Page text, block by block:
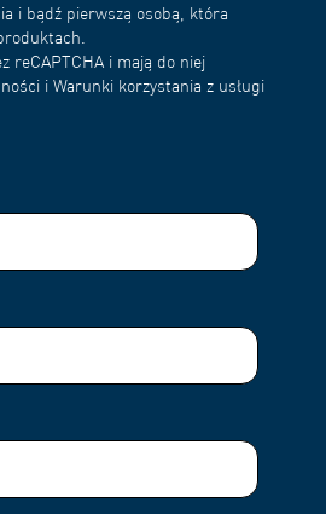
i bądź pierwszą osobą, która
reCAPTCHA i mają do niej
i Warunki korzystania z usługi